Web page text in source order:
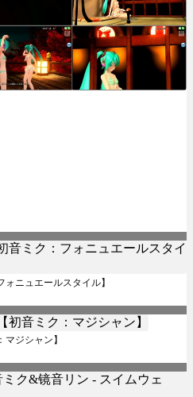
ニュエールスタイル】
ジシャン】